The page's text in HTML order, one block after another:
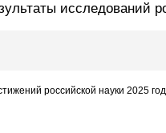
исследований
российской науки 2025